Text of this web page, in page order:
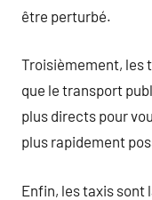
être perturbé.
Troisièmement, les
que le transport
plus directs pour
plus rapidement
Enfin, les taxis sont